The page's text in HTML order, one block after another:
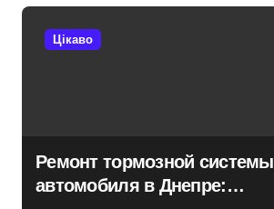
Цікаво
Ремонт тормозной системы
автомобиля в Днепре: